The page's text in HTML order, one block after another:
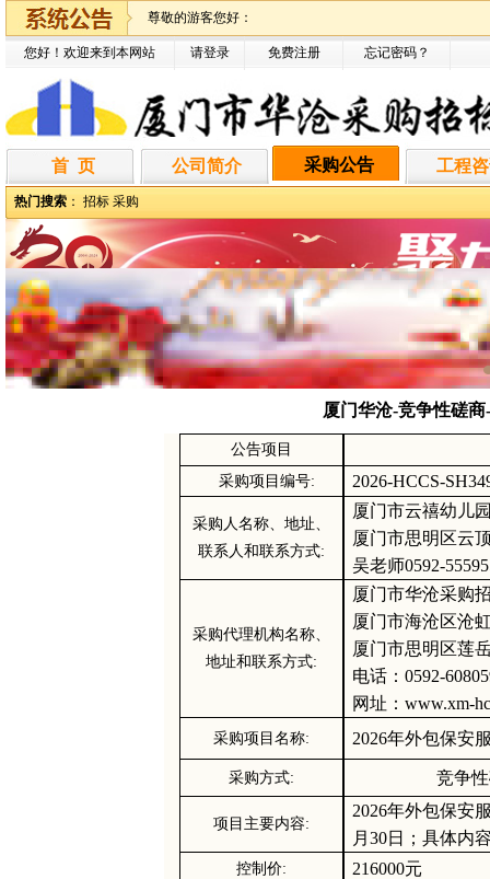
尊敬的游客您好：
您好！欢迎来到本网站 请登录 免费注册 忘记密码？
首 页 公司简介 采购公告 工程
热门搜索 ： 招标 采购
厦门华沧-竞争性磋
公告项目
采购项目编号: 2026-HCCS-
采购人名称、地址、
联系人和联系方式:
厦门市云禧幼儿
厦门市思明区云
吴老师0592-
采购代理机构名称、
地址和联系方式:
厦门市华沧采购
厦门市海沧区沧
厦门市思明区莲
电话： 0592-
网址： www.xm-
采购项目名称: 2026年外包保安
采购方式: 竞争
项目主要内容:
2026年外包保安
月30日； 具体内
控制价: 216000元